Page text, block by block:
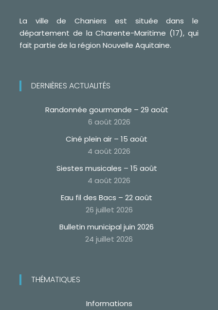
La ville de Chaniers est située dans le
département de la Charente-Maritime (17), qui
fait partie de la région Nouvelle Aquitaine.
DERNIÈRES ACTUALITÉS
Randonnée gourmande – 29 août
6 août 2026
Ciné plein air – 15 août
4 août 2026
Siestes musicales – 15 août
4 août 2026
Eau fil des Bacs – 22 août
26 juillet 2026
Bulletin municipal juin 2026
24 juillet 2026
THÉMATIQUES
Informations